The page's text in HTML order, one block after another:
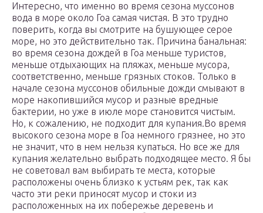
Интересно, что именно во время сезона муссонов
вода в море около Гоа самая чистая. В это трудно
поверить, когда вы смотрите на бушующее серое
море, но это действительно так. Причина банальная:
во время сезона дождей в Гоа меньше туристов,
меньше отдыхающих на пляжах, меньше мусора,
соответственно, меньше грязных стоков. Только в
начале сезона муссонов обильные дожди смывают в
море накопившийся мусор и разные вредные
бактерии, но уже в июле море становится чистым.
Но, к сожалению, не подходит для купания.Во время
высокого сезона море в Гоа немного грязнее, но это
не значит, что в нем нельзя купаться. Но все же для
купания желательно выбрать подходящее место. Я бы
не советовал вам выбирать те места, которые
расположены очень близко к устьям рек, так как
часто эти реки приносят мусор и стоки из
расположенных на их побережье деревень и